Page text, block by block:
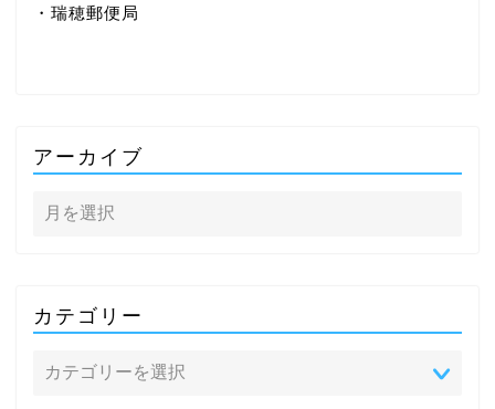
・瑞穂郵便局
アーカイブ
カテゴリー